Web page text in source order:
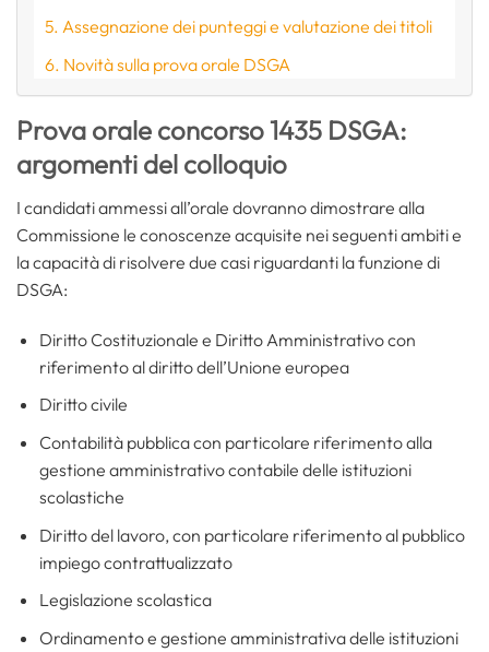
Assegnazione dei punteggi e valutazione dei titoli
Novità sulla prova orale DSGA
Prova orale concorso 1435 DSGA:
argomenti del colloquio
I candidati ammessi all’orale dovranno dimostrare alla
Commissione le conoscenze acquisite nei seguenti ambiti e
la capacità di risolvere due casi riguardanti la funzione di
DSGA:
Diritto Costituzionale e Diritto Amministrativo con
riferimento al diritto dell’Unione europea
Diritto civile
Contabilità pubblica con particolare riferimento alla
gestione amministrativo contabile delle istituzioni
scolastiche
Diritto del lavoro, con particolare riferimento al pubblico
impiego contrattualizzato
Legislazione scolastica
Ordinamento e gestione amministrativa delle istituzioni